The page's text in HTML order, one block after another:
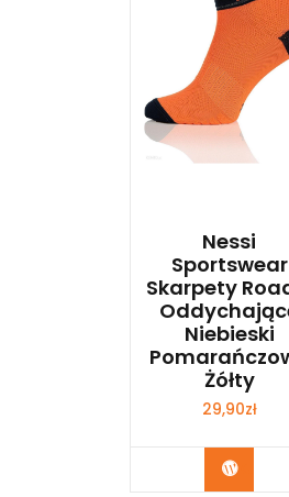
Nessi
Sportswear
Skarpety
Niebieski
Żółty
29,90zł
Kup